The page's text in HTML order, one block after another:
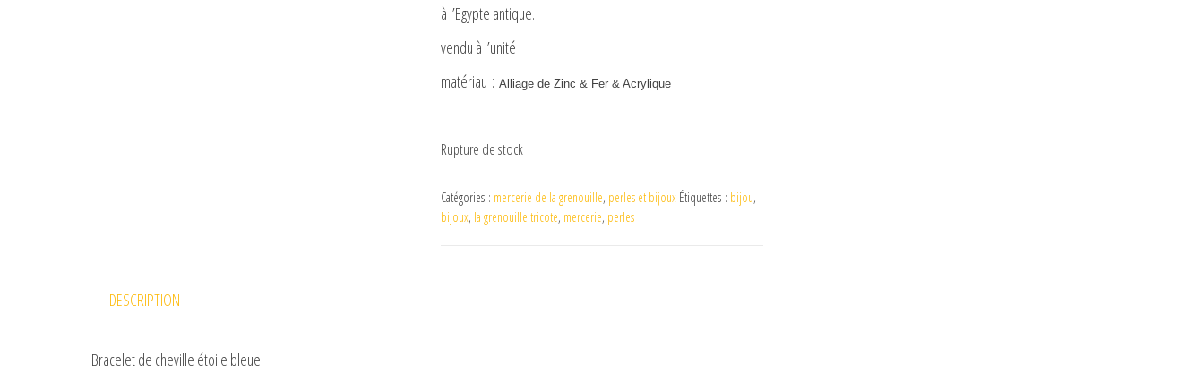
à l’Egypte antique.
vendu à l’unité
matériau : Alliage de Zinc & Fer & Acrylique
Rupture de stock
Catégories : mercerie de la grenouille, perles et bijoux Étiquettes : bijou,
bijoux, la grenouille tricote, mercerie, perles
DESCRIPTION
Bracelet de cheville étoile bleue